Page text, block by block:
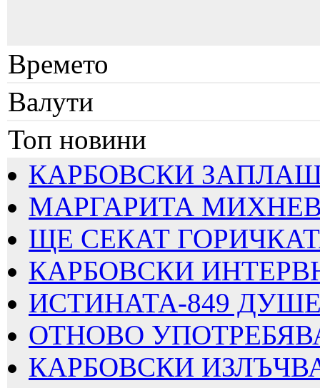
Времето
Валути
Топ новини
КАРБОВСКИ
МАРГАРИТА
ЩЕ СЕКАТ
КАРБОВСКИ
ИСТИНАТА-849
ОТНОВО
КАРБОВСКИ